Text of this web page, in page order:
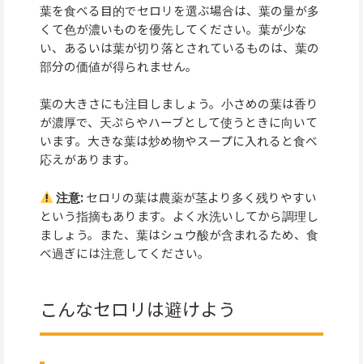
葉を食べる目的でセロリを選ぶ場合は、葉の量が多
くて色が濃いものを優先してください。葉が少な
い、あるいは葉が切り落とされているものは、葉の
部分の価値が得られません。
葉の大きさにも注目しましょう。小さめの葉は香り
が濃厚で、天ぷらやハーブとして使うときに向いて
います。大きな葉は炒め物やスープに入れると食べ
応えがあります。
注意:セロリの葉は農薬が茎より多く残りやすい
という指摘もあります。よく水洗いしてから調理し
ましょう。また、葉はシュウ酸が含まれるため、食
べ過ぎには注意してください。
こんなセロリは避けよう